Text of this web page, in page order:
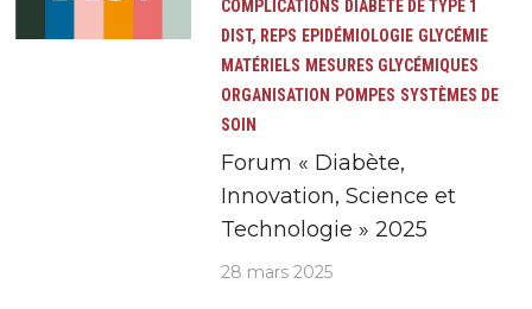
COMPLICATIONS DIABÈTE DE TYPE 1
DIST, REPS EPIDÉMIOLOGIE GLYCÉMIE
MATÉRIELS MESURES GLYCÉMIQUES
ORGANISATION
POMPES SYSTÈMES DE
SOIN
Forum « Diabète,
Innovation, Science et
Technologie » 2025
28 mars 2025